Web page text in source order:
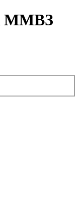
ММВЗ